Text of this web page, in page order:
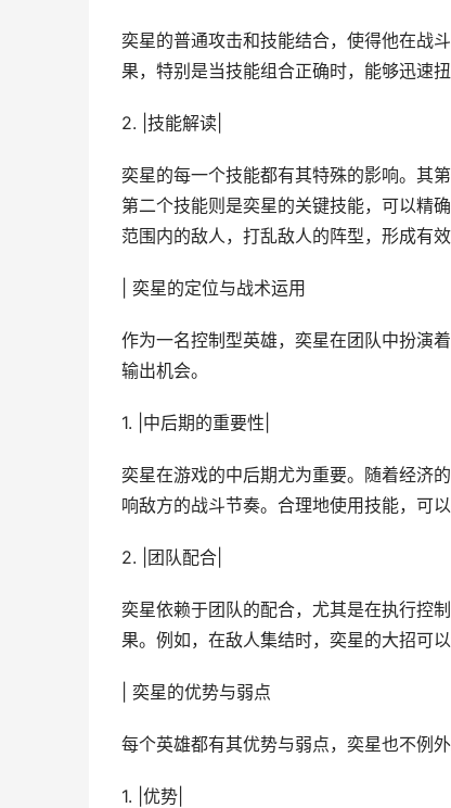
奕星的普通攻击和技能结合，使得他在战
果，特别是当技能组合正确时，能够迅速扭
2. |技能解读|
奕星的每一个技能都有其特殊的影响。其
第二个技能则是奕星的关键技能，可以精
范围内的敌人，打乱敌人的阵型，形成有效
| 奕星的定位与战术运用
作为一名控制型英雄，奕星在团队中扮演
输出机会。
1. |中后期的重要性|
奕星在游戏的中后期尤为重要。随着经济
响敌方的战斗节奏。合理地使用技能，可
2. |团队配合|
奕星依赖于团队的配合，尤其是在执行控
果。例如，在敌人集结时，奕星的大招可
| 奕星的优势与弱点
每个英雄都有其优势与弱点，奕星也不例
1. |优势|